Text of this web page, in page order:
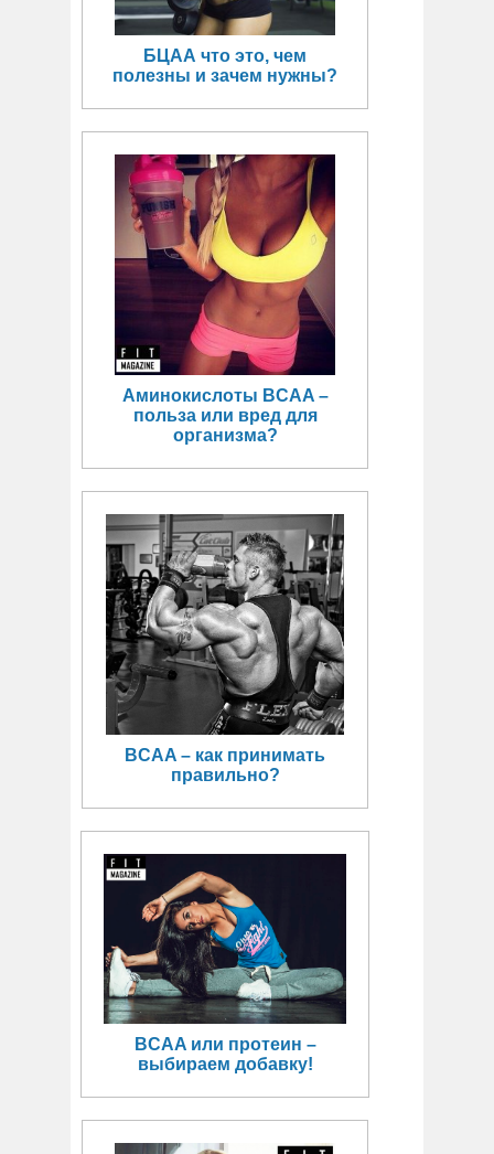
БЦАА что это, чем
полезны и зачем нужны?
Аминокислоты BCAA –
польза или вред для
организма?
BCAA – как принимать
правильно?
BCAA или протеин –
выбираем добавку!